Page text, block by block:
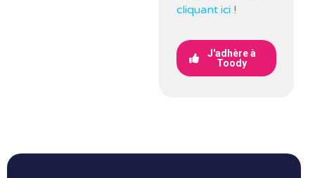
cliquant ici !
J'adhère à
Toody